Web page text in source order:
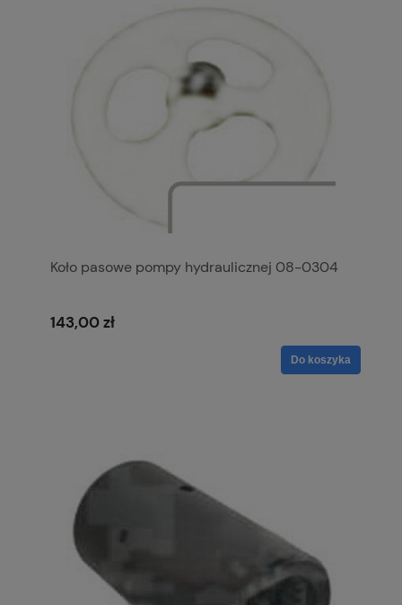
Koło pasowe pompy hydraulicznej 08-0304
143,00 zł
Do koszyka